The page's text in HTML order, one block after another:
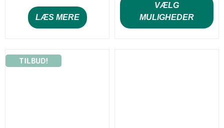
LÆS MERE
VÆLG
MULIGHEDER
TILBUD!